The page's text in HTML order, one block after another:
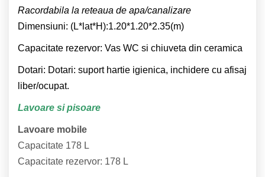
Racordabila la reteaua de apa/canalizare
Dimensiuni: (L*lat*H):1.20*1.20*2.35(m)
Capacitate rezervor: Vas WC si chiuveta din ceramica
Dotari: Dotari: suport hartie igienica, inchidere cu afisaj
liber/ocupat.
Lavoare si pisoare
Lavoare mobile
Capacitate 178 L
Capacitate rezervor: 178 L